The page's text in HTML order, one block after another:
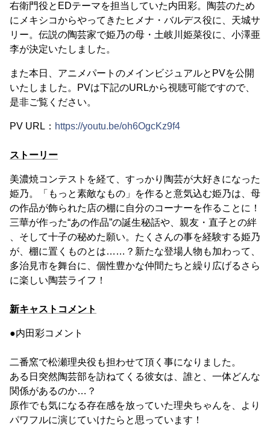
右衛門役とEDテーマを担当していた内田彩。陶芸のため
にメキシコからやってきたヒメナ・バルデス役に、天城サ
リー。伝説の陶芸家で姫乃の母・土岐川姫菜役に、小澤亜
李が決定いたしました。
また本日、アニメパートのメインビジュアルとPVを公開
いたしました。PVは下記のURLから視聴可能ですので、
是非ご覧ください。
PV URL： https://youtu.be/oh6OgcKz9f4
ストーリー
美濃焼コンテストを経て、すっかり陶芸が大好きになった
姫乃。「もっと素敵なもの」を作ると意気込む姫乃は、母
の作品が飾られた店の棚に自分のコーナーを作ることに！
三華が作った“あの作品”の誕生秘話や、親友・直子との絆
、そして十子の秘めた願い。たくさんの事を経験する姫乃
が、棚に置くものとは……？新たな登場人物も加わって、
多治見市を舞台に、個性豊かな仲間たちと繰り広げるさら
に楽しい陶芸ライフ！
新キャストコメント
●内田彩コメント
二番窯で松瀬理央役も担わせて頂く事になりました。
ある日突然陶芸部を訪ねてくる彼女は、誰と、一体どんな
関係があるのか…？
原作でも気になる存在感を放っていた理央ちゃんを、より
パワフルに演じていけたらと思っています！